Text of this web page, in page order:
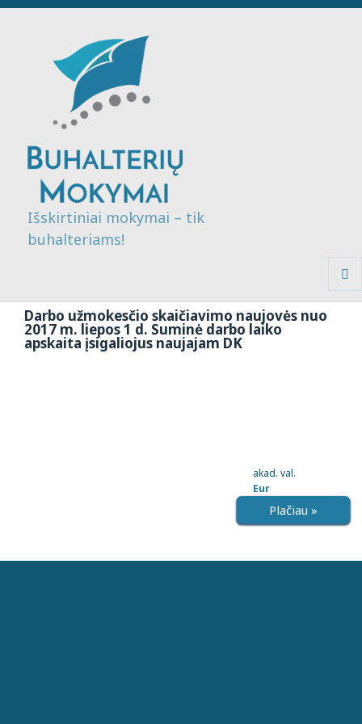
Išskirtiniai mokymai – tik
buhalteriams!
Darbo užmokesčio skaičiavimo naujovės nuo
2017 m. liepos 1 d. Suminė darbo laiko
apskaita įsigaliojus naujajam DK
akad. val.
Eur
Plačiau »